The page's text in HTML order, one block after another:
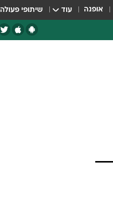
אופנה עוד שיתופי פעולה